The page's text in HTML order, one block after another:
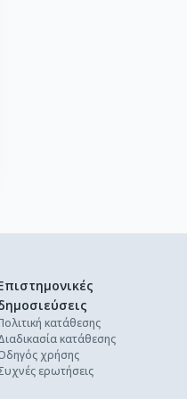
κατάθεσης
κατάθεσης
χρήσης
ερωτήσεις